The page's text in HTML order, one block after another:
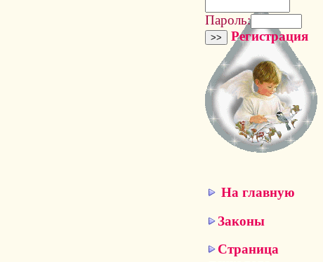
Пароль:
Регистрация
На главную
Законы
Страница